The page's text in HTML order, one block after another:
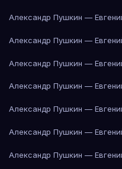
Александр Пушкин —
Александр Пушкин —
Александр Пушкин —
Александр Пушкин —
Александр Пушкин —
Александр Пушкин —
Александр Пушкин —